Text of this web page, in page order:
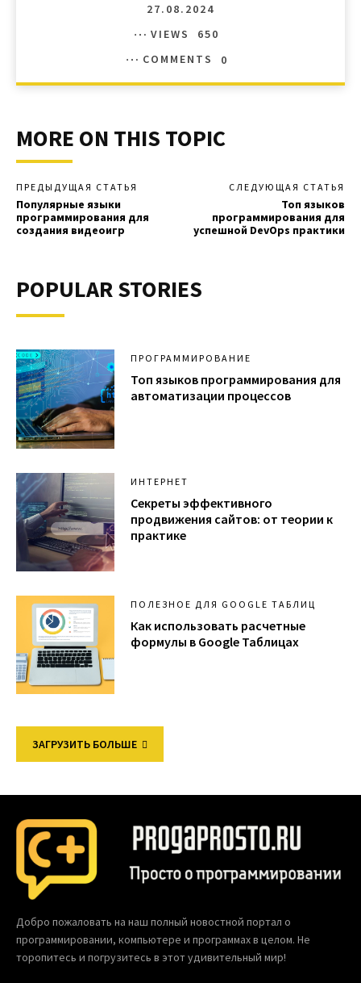
27.08.2024
VIEWS
650
COMMENTS
0
MORE ON THIS TOPIC
ПРЕДЫДУЩАЯ СТАТЬЯ
Популярные языки
программирования для
создания видеоигр
СЛЕДУЮЩАЯ СТАТЬЯ
Топ языков
программирования для
успешной DevOps практики
POPULAR STORIES
ПРОГРАММИРОВАНИЕ
Топ языков программирования для
автоматизации процессов
ИНТЕРНЕТ
Секреты эффективного
продвижения сайтов: от теории к
практике
ПОЛЕЗНОЕ ДЛЯ GOOGLE ТАБЛИЦ
Как использовать расчетные
формулы в Google Таблицах
ЗАГРУЗИТЬ БОЛЬШЕ
Добро пожаловать на наш полный новостной портал о
программировании, компьютере и программах в целом. Не
торопитесь и погрузитесь в этот удивительный мир!